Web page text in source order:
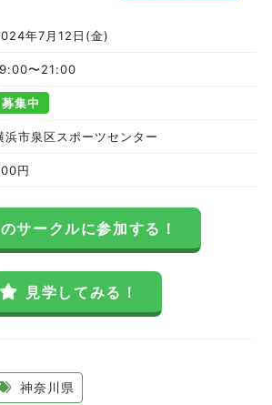
年7月12日(金)
〜21:00
募集中
浜市泉区スポーツセンター
円
サークルに参加する！
見学してみる！
神奈川県